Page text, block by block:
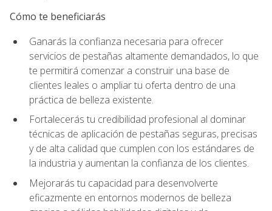
Cómo te beneficiarás
Ganarás la confianza necesaria para ofrecer
servicios de pestañas altamente demandados, lo que
te permitirá comenzar a construir una base de
clientes leales o ampliar tu oferta dentro de una
práctica de belleza existente.
Fortalecerás tu credibilidad profesional al dominar
técnicas de aplicación de pestañas seguras, precisas
y de alta calidad que cumplen con los estándares de
la industria y aumentan la confianza de los clientes.
Mejorarás tu capacidad para desenvolverte
eficazmente en entornos modernos de belleza